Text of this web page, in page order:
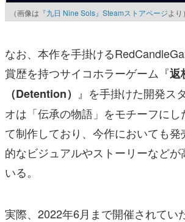
（画像は 『九日 Nine Sols』Steamストアページより）
なお、本作を手掛ける
賞歴を持つサイコホラーゲーム『返
（Detention）
』を手掛けた開発ス
オは「伝承の物語」をモチーフにし
て制作しており、今作においても
的なビジュアルやストーリーなどが
いる。
実際、2022年6月まで開催されてい